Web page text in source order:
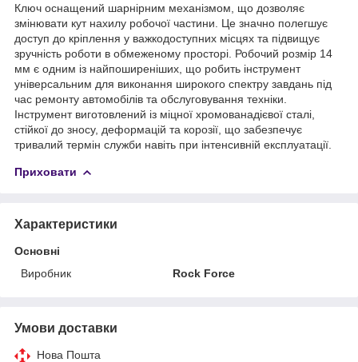
Ключ оснащений шарнірним механізмом, що дозволяє
змінювати кут нахилу робочої частини. Це значно полегшує
доступ до кріплення у важкодоступних місцях та підвищує
зручність роботи в обмеженому просторі. Робочий розмір 14
мм є одним із найпоширеніших, що робить інструмент
універсальним для виконання широкого спектру завдань під
час ремонту автомобілів та обслуговування техніки.
Інструмент виготовлений із міцної хромованадієвої сталі,
стійкої до зносу, деформацій та корозії, що забезпечує
тривалий термін служби навіть при інтенсивній експлуатації.
Приховати
Характеристики
Основні
Виробник
Rock Force
Умови доставки
Нова Пошта